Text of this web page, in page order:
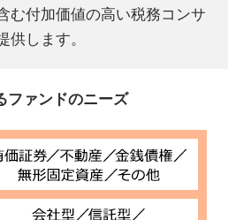
む付加価値の高い税務コンサ
供します。
ファンドのニーズ